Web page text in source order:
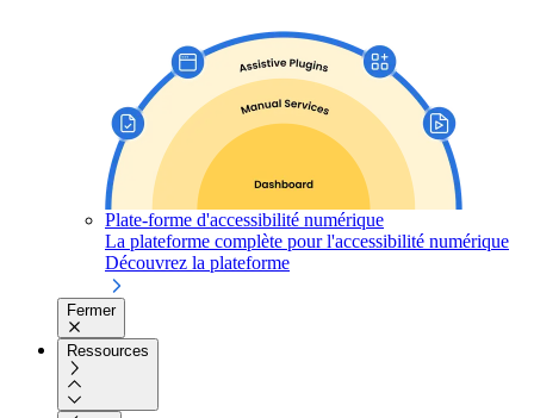
Plate-forme d'accessibilité numérique
La plateforme complète pour l'accessibilité numérique
Découvrez la plateforme
Fermer
Ressources